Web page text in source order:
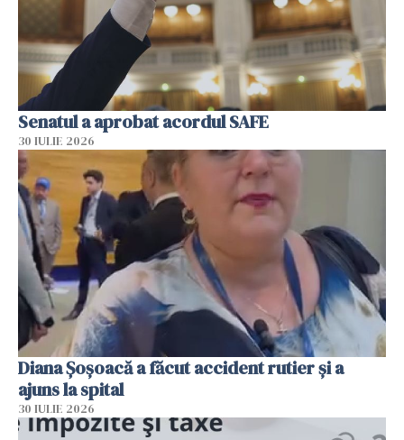
Senatul a aprobat acordul SAFE
30 IULIE 2026
Diana Șoșoacă a făcut accident rutier și a
ajuns la spital
30 IULIE 2026